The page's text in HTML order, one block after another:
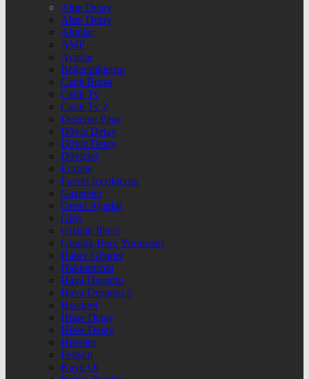
Altın Detay
Altın Detay
Altınlar
AMP
Ayarlar
Beğendiklerim
Canlı Borsa
Canlı Tv
Canlı Tv 2
Deneme Page
Döviz Detay
Döviz Detay
Dövizler
Eczane
Favori İçeriklerim
Gazeteler
Genel Ayarlar
Giriş
Gizlilik İlkesi
Günlük Burç Yorumları
Haber Gönder
Hakkımızda
Hava Durumu
Hava Durumu 2
Header4
Hisse Detay
Hisse Detay
Hisseler
İletişim
Kayıt Ol